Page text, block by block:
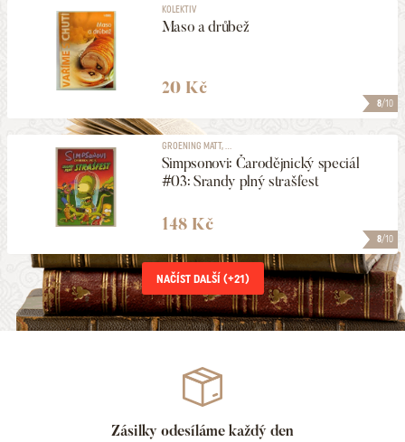
8/10
KOLEKTIV
Maso a drůbež
20 Kč
8/10
GROENING MATT, ...
Simpsonovi: Čarodějnický speciál
#03: Srandy plný strašfest
148 Kč
NAČÍST DALŠÍ (+21)
Zásilky odesíláme každý den